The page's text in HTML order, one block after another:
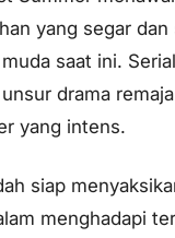
yang segar dan
saat ini.
drama
yang intens.
siap
menghadapi